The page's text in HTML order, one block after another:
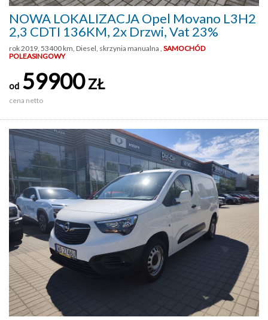
NOWA LOKALIZACJA Opel Movano L3H2
2,3 CDTI 136KM, 2x Drzwi, Vat 23%
rok 2019, 53400 km, Diesel, skrzynia manualna , SAMOCHÓD
POLEASINGOWY
od 59900ZŁ
cena netto